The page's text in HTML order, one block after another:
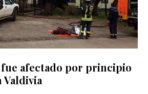
afectado por principio
Valdivia